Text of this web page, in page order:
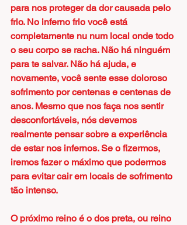
para nos proteger da dor causada pelo
frio. No inferno frio você está
completamente nu num local onde todo
o seu corpo se racha. Não há ninguém
para te salvar. Não há ajuda, e
novamente, você sente esse doloroso
sofrimento por centenas e centenas de
anos. Mesmo que nos faça nos sentir
desconfortáveis, nós devemos
realmente pensar sobre a experiência
de estar nos infernos. Se o fizermos,
iremos fazer o máximo que podermos
para evitar cair em locais de sofrimento
tão intenso.
O próximo reino é o dos preta, ou reino